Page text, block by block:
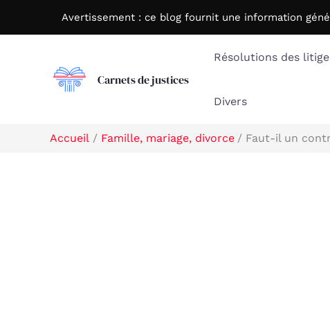
Avertissement : ce blog fournit une information
Carnets de justices
Résolutions des
Divers
Accueil Famille, mariage, divorce Faut-il un